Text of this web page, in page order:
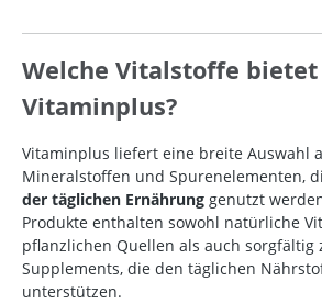
Welche Vitalstoffe bietet
Vitaminplus?
Vitaminplus liefert eine breite Auswahl
Mineralstoffen und Spurenelementen,
der täglichen Ernährung genutzt
Produkte enthalten sowohl natürliche
pflanzlichen Quellen als auch sorgfältig
Supplements, die den täglichen
unterstützen.